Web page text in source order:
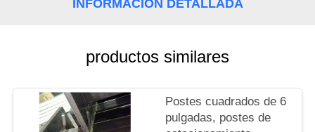
MAPA
INFORMACIÓN DETALLADA
productos similares
Postes cuadrados de 6
pulgadas, postes de